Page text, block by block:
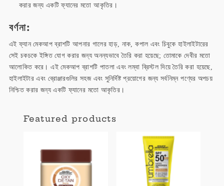
করার জন্য একটি ফ্যানের মতো আকৃতির।
বর্ণনা:
এই ফ্যান মেকআপ ব্রাশটি আপনার গালের হাড়, নাক, কপাল এবং চিবুকে হাইলাইটারের
সেই চকচকে ইঙ্গিত যোগ করার জন্য অনন্যভাবে তৈরি করা হয়েছে; তোমাকে দেবীর মতো
আলোকিত করে। এই মেকআপ ব্রাশটি পাতলা এবং লম্বা ব্রিস্টল দিয়ে তৈরি করা হয়েছে,
হাইলাইটার এবং ব্রোঞ্জারগুলির সহজ এবং সুনির্দিষ্ট প্রয়োগের জন্য সর্বনিম্ন পণ্যের অপচয়
নিশ্চিত করার জন্য একটি ফ্যানের মতো আকৃতির।
Featured products